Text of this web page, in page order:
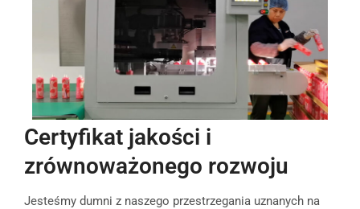
Certyfikat jakości i
zrównoważonego rozwoju
Jesteśmy dumni z naszego przestrzegania uznanych na